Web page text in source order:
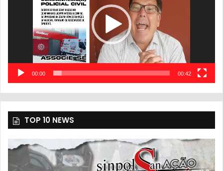
00:00 00:42
TOP 10 NEWS